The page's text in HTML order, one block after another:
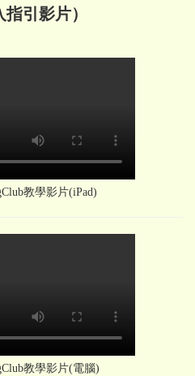
引影片）
教學影片(iPad)
教學影片(電腦)